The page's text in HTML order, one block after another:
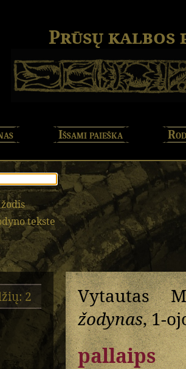
Prūsų kalbos
Išsami paieška
tekste
2
Vytautas
žodynas, 1-
pallaips